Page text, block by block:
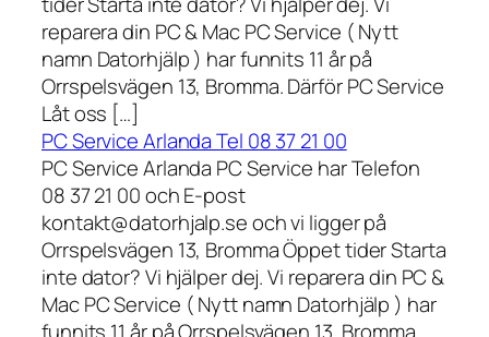
reparera din PC & Mac PC Service ( Nytt
namn Datorhjälp ) har funnits 11 år på
Orrspelsvägen 13, Bromma. Därför PC Service
Låt oss […]
PC Service Arlanda Tel 08 37 21 00
PC Service Arlanda PC Service har Telefon
08 37 21 00 och E-post
kontakt@datorhjalp.se och vi ligger på
Orrspelsvägen 13, Bromma Öppet tider Starta
inte dator? Vi hjälper dej. Vi reparera din PC &
Mac PC Service ( Nytt namn Datorhjälp ) har